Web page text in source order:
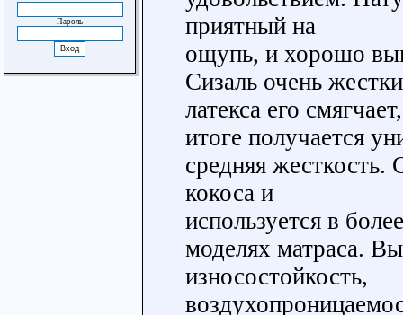
Пароль
приятный на
ощупь, и хорошо
Сизаль очень
латекса его
итоге получается
средняя жесткость.
кокоса и
используется в
моделях матраса.
износостойкость,